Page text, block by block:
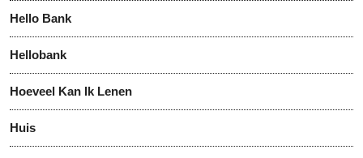
Hello Bank
Hellobank
Hoeveel Kan Ik Lenen
Huis